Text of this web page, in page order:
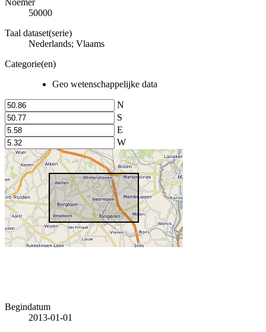
50000
Taal dataset(serie)
Nederlands; Vlaams
Categorie(en)
Geo wetenschappelijke data
N
S
E
W
Begindatum
2013-01-01